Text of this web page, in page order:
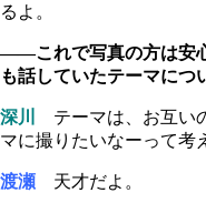
るよ。
――これで写真の方は安
も話していたテーマにつ
深川
テーマは、お互い
マに撮りたいなーって考
渡瀬 天才だよ。